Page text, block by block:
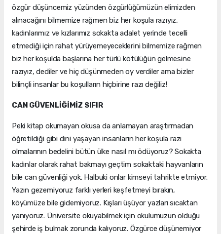
özgür düşüncemiz yüzünden özgürlüğümüzün elimizden
alınacağını bilmemize rağmen biz her koşula razıyız,
kadınlarımız ve kızlarımız sokakta adalet yerinde tecelli
etmediği için rahat yürüyemeyeceklerini bilmemize rağmen
biz her koşulda başlarına her türlü kötülüğün gelmesine
razıyız, dediler ve hiç düşünmeden oy verdiler ama bizler
bilinçli insanlar bu koşulların hiçbirine razı değiliz!
CAN GÜVENLİĞİMİZ SIFIR
Peki kitap okumayan okusa da anlamayan araştırmadan
öğretildiği gibi dini yaşayan insanların her koşula razı
olmalarının bedelini bütün ülke nasıl mı ödüyoruz? Sokakta
kadınlar olarak rahat bakmayı geçtim sokaktaki hayvanların
bile can güvenliği yok. Halbuki onlar kimseyi tahrikte etmiyor.
Yazın gezemiyoruz farklı yerleri keşfetmeyi bırakın,
köyümüze bile gidemiyoruz. Kışları üşüyor yazları sıcaktan
yanıyoruz. Üniversite okuyabilmek için okulumuzun olduğu
şehirde iş bulmak zorunda kalıyoruz. Özgürce düşünemiyor